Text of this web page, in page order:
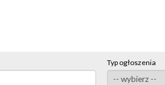
Typ ogłoszenia